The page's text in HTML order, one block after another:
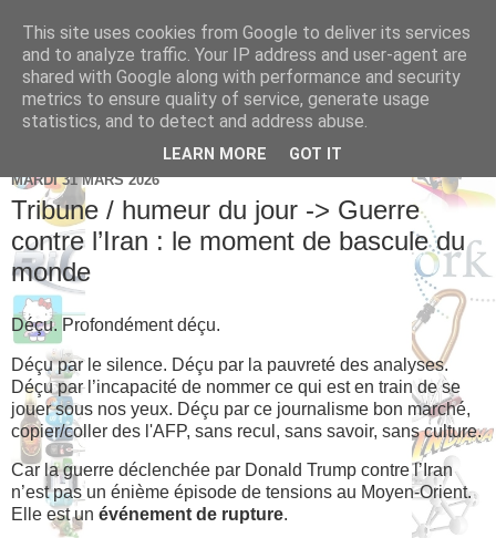
Brice Cornet: serial
entrepreneur hédoniste
MARDI 31 MARS 2026
Tribune / humeur du jour -> Guerre
contre l’Iran : le moment de bascule du
monde
Déçu. Profondément déçu.
Déçu par le silence. Déçu par la pauvreté des analyses.
Déçu par l’incapacité de nommer ce qui est en train de se
jouer sous nos yeux. Déçu par ce journalisme bon marché,
copier/coller des l'AFP, sans recul, sans savoir, sans culture.
Car la guerre déclenchée par Donald Trump contre l’Iran
n’est pas un énième épisode de tensions au Moyen-Orient.
Elle est un événement de rupture.
This site uses cookies from Google to deliver its services
and to analyze traffic. Your IP address and user-agent are
shared with Google along with performance and security
metrics to ensure quality of service, generate usage
statistics, and to detect and address abuse.
LEARN MORE GOT IT